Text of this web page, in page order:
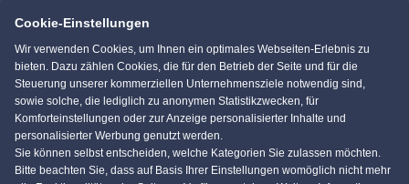
Immowelt.de Bauen.de
Massivhaus.de Bungalow.de
Einfamilienhaus.de
Cookie-Einstellungen
Wir verwenden Cookies, um Ihnen ein optimales Webseiten-Erlebnis zu
bieten. Dazu zählen Cookies, die für den Betrieb der Seite und für die
Steuerung unserer kommerziellen Unternehmensziele notwendig sind,
sowie solche, die lediglich zu anonymen Statistikzwecken, für
Komforteinstellungen oder zur Anzeige personalisierter Inhalte und
personalisierter Werbung genutzt werden.
Sie können selbst entscheiden, welche Kategorien Sie zulassen möchten.
Bitte beachten Sie, dass auf Basis Ihrer Einstellungen womöglich nicht mehr